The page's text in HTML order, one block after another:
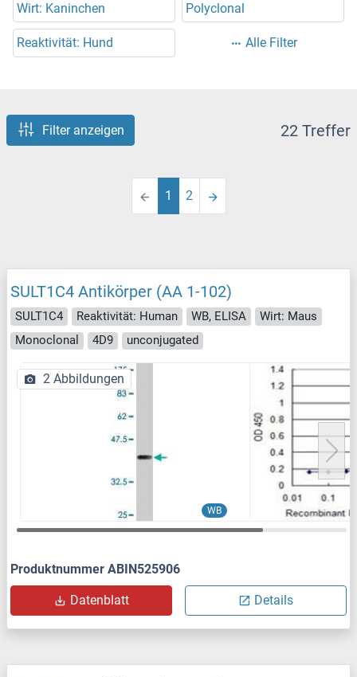
Wirt: Kaninchen Polyclonal
Reaktivität: Hund Alle Filter
Filter anzeigen 22 Treffer
1 2
SULT1C4 Antikörper (AA 1-102)
SULT1C4 Reaktivität: Human WB, ELISA
Wirt: Maus
Monoclonal
4D9 unconjugated
WB
2 Abbildungen
Produktnummer ABIN525906
Datenblatt Details